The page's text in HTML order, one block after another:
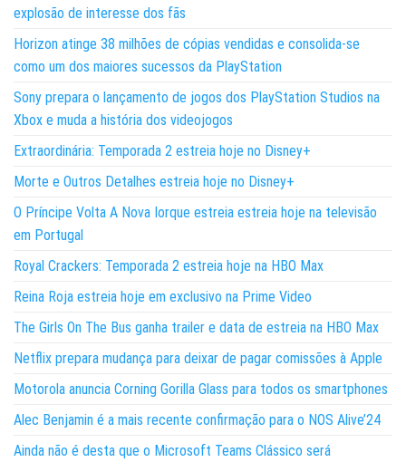
explosão de interesse dos fãs
Horizon atinge 38 milhões de cópias vendidas e consolida-se
como um dos maiores sucessos da PlayStation
Sony prepara o lançamento de jogos dos PlayStation Studios na
Xbox e muda a história dos videojogos
Extraordinária: Temporada 2 estreia hoje no Disney+
Morte e Outros Detalhes estreia hoje no Disney+
O Príncipe Volta A Nova Iorque estreia estreia hoje na televisão
em Portugal
Royal Crackers: Temporada 2 estreia hoje na HBO Max
Reina Roja estreia hoje em exclusivo na Prime Video
The Girls On The Bus ganha trailer e data de estreia na HBO Max
Netflix prepara mudança para deixar de pagar comissões à Apple
Motorola anuncia Corning Gorilla Glass para todos os smartphones
Alec Benjamin é a mais recente confirmação para o NOS Alive’24
Ainda não é desta que o Microsoft Teams Clássico será